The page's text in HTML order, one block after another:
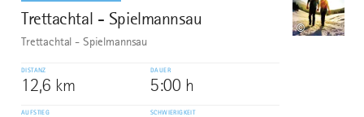
10
Trettachtal - Spielmannsau
©
Trettachtal - Spielmannsau
DISTANZ
12,6 km
DAUER
5:00 h
AUFSTIEG SCHWIERIGKEIT